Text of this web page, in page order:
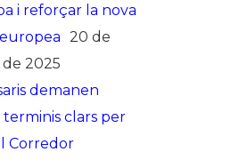
i reforçar la nova
20 de
2025
demanen
terminis clars per
Corredor